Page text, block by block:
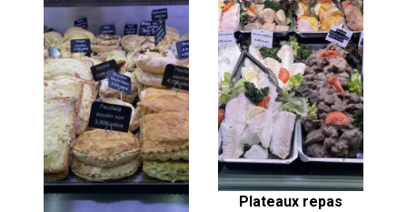
Plateaux repas